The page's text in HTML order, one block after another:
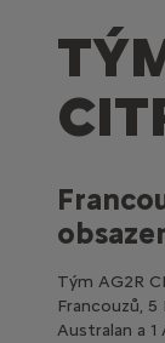
Tým AG2R
Francouzů, 5
Australan a 1